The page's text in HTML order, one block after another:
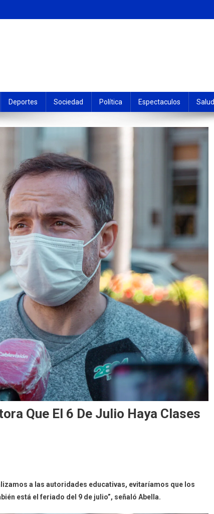
Deportes Sociedad Política Espectaculos Salud
Que El 6 De Julio Haya Clases
a las autoridades educativas, evitaríamos que los
está el feriado del 9 de julio”, señaló Abella.